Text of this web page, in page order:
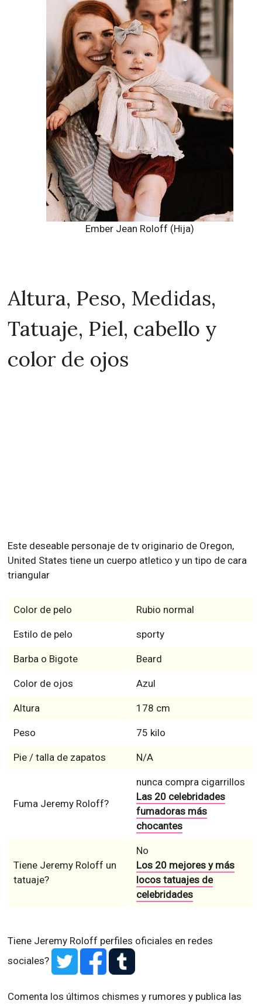
Ember Jean Roloff (Hija)
Altura, Peso, Medidas,
Tatuaje, Piel, cabello y
color de ojos
Este deseable personaje de tv originario de Oregon,
United States tiene un cuerpo atletico y un tipo de cara
triangular
Color de pelo Rubio normal
Estilo de pelo sporty
Barba o Bigote Beard
Color de ojos Azul
Altura 178 cm
Peso 75 kilo
Pie / talla de zapatos N/A
Fuma Jeremy Roloff?
nunca compra cigarrillos
Las 20 celebridades
fumadoras más
chocantes
Tiene Jeremy Roloff un
tatuaje?
No
Los 20 mejores y más
locos tatuajes de
celebridades
Tiene Jeremy Roloff perfiles oficiales en redes
sociales?
Comenta los últimos chismes y rumores y publica las